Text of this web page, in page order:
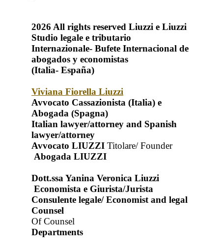
2026 All rights reserved Liuzzi e Liuzzi
Studio legale e tributario
Internazionale- Bufete Internacional de
abogados y economistas
(Italia- España)
Viviana Fiorella Liuzzi
Avvocato Cassazionista (Italia) e
Abogada (Spagna)
Italian lawyer/attorney and Spanish
lawyer/attorney
Avvocato LIUZZI Titolare/ Founder
Abogada LIUZZI
Dott.ssa Yanina Veronica Liuzzi
Economista e Giurista/Jurista
Consulente legale/ Economist and legal
Counsel
Of Counsel
Departments